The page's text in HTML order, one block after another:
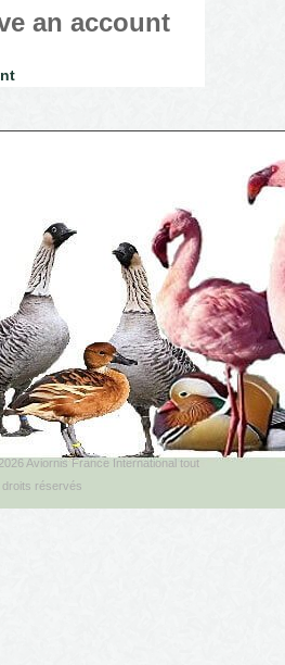
an account
Aviornis France International tout
droits réservés